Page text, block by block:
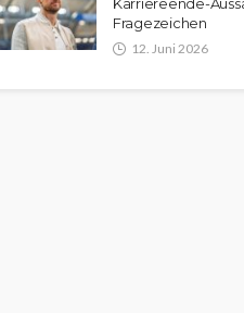
Fragezeichen
12. Juni 2026